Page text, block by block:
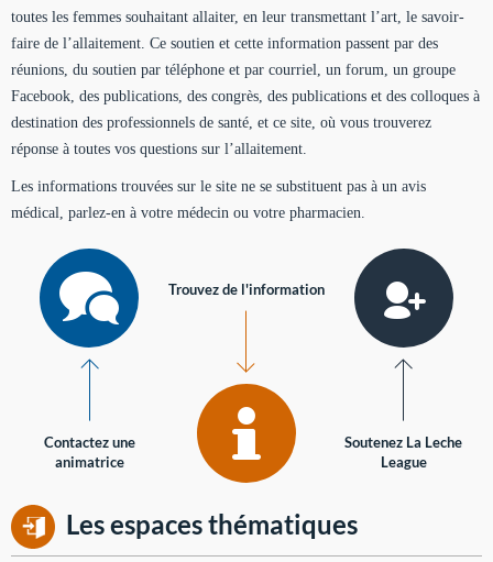
toutes les femmes souhaitant allaiter, en leur transmettant l’art, le savoir-
faire de l’allaitement. Ce soutien et cette information passent par des
réunions, du soutien par téléphone et par courriel, un forum, un groupe
Facebook, des publications, des congrès, des publications et des colloques à
destination des professionnels de santé, et ce site, où vous trouverez
réponse à toutes vos questions sur l’allaitement.
Les informations trouvées sur le site ne se substituent pas à un avis
médical, parlez-en à votre médecin ou votre pharmacien.
Contactez une
animatrice
Trouvez de l'information
Soutenez La Leche
League
Les espaces thématiques